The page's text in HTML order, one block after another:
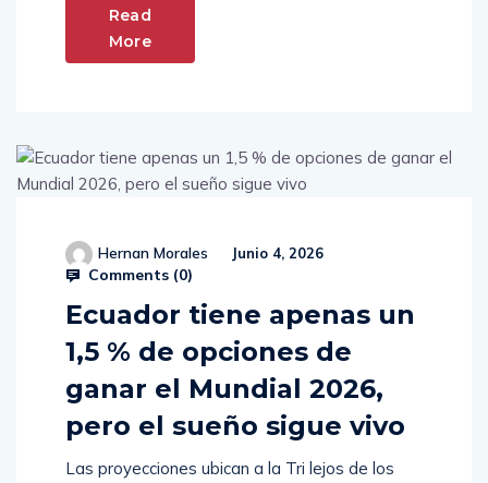
Read
More
Hernan Morales Junio 4, 2026
Comments (0)
Ecuador tiene apenas un
1,5 % de opciones de
ganar el Mundial 2026,
pero el sueño sigue vivo
Las proyecciones ubican a la Tri lejos de los